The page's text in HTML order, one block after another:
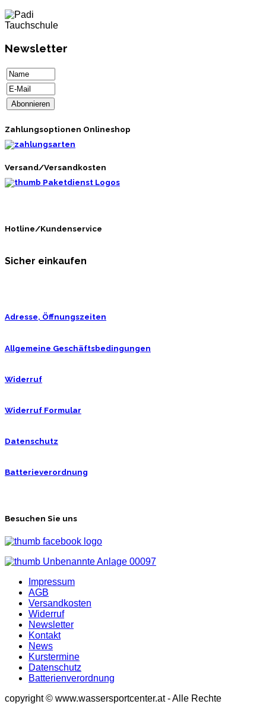
Newsletter
Zahlungsoptionen Onlineshop
Versand/Versandkosten
Hotline/Kundenservice
Sicher einkaufen
Adresse, Öffnungszeiten
Allgemeine Geschäftsbedingungen
Widerruf
Widerruf Formular
Datenschutz
Batterieverordnung
Besuchen Sie uns
Impressum
AGB
Versandkosten
Widerruf
Newsletter
Kontakt
News
Kurstermine
Datenschutz
Batterienverordnung
copyright © www.wassersportcenter.at - Alle Rechte